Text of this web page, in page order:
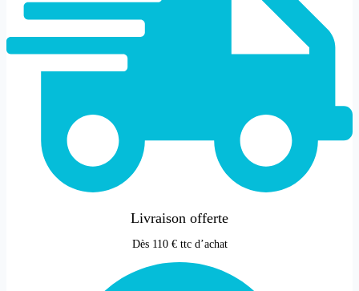
Livraison offerte
Dès 110 € ttc d’achat